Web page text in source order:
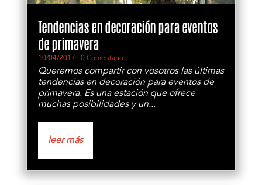
Tendencias en decoración para eventos
de primavera
10/04/2017 | 0 Comentario
Queremos compartir con vosotros las últimas
tendencias en decoración para eventos de
primavera. Es una estación que ofrece
muchas posibilidades y un...
leer más